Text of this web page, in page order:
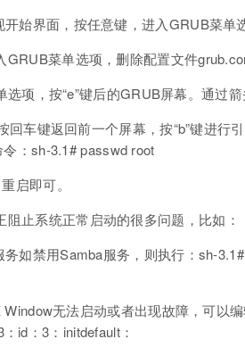
始界面，按任意键，进入GRUB菜单选
菜单选项，删除配置文件
项，按“e”键后的GRUB屏幕。通过
车键返回前一个屏幕，按“b”键进行
：sh-3.1# passwd root
启即可。
止系统正常启动的很多问题，比如：
如禁用Samba服务，则执行：sh-
无法启动或者出现故障，可以
id：3：initdefault：